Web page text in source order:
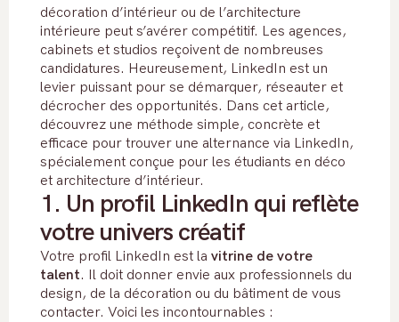
décoration d’intérieur ou de l’architecture
intérieure peut s’avérer compétitif. Les agences,
cabinets et studios reçoivent de nombreuses
candidatures. Heureusement, LinkedIn est un
levier puissant pour se démarquer, réseauter et
décrocher des opportunités. Dans cet article,
découvrez une méthode simple, concrète et
efficace pour trouver une alternance via LinkedIn,
spécialement conçue pour les étudiants en déco
et architecture d’intérieur.
1. Un profil LinkedIn qui reflète
votre univers créatif
Votre profil LinkedIn est la vitrine de votre
talent. Il doit donner envie aux professionnels du
design, de la décoration ou du bâtiment de vous
contacter. Voici les incontournables :